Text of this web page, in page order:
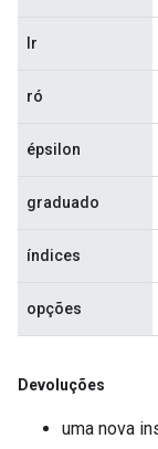
lr
ró
épsilon
graduado
índices
opções
Devoluções
uma nova